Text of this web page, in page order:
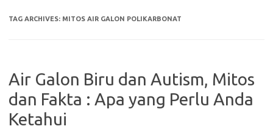
TAG ARCHIVES: MITOS AIR GALON POLIKARBONAT
Air Galon Biru dan Autism, Mitos
dan Fakta : Apa yang Perlu Anda
Ketahui